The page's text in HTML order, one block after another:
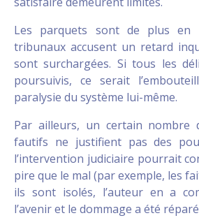
Les parquets sont de plus en
tribunaux accusent un retard
sont surchargées. Si tous les
poursuivis, ce serait
paralysie du système lui-même.
Par ailleurs, un certain nombre
fautifs ne justifient pas des
l’intervention judiciaire pourrait
pire que le mal (par exemple, les
ils sont isolés, l’auteur en a
l’avenir et le dommage a été